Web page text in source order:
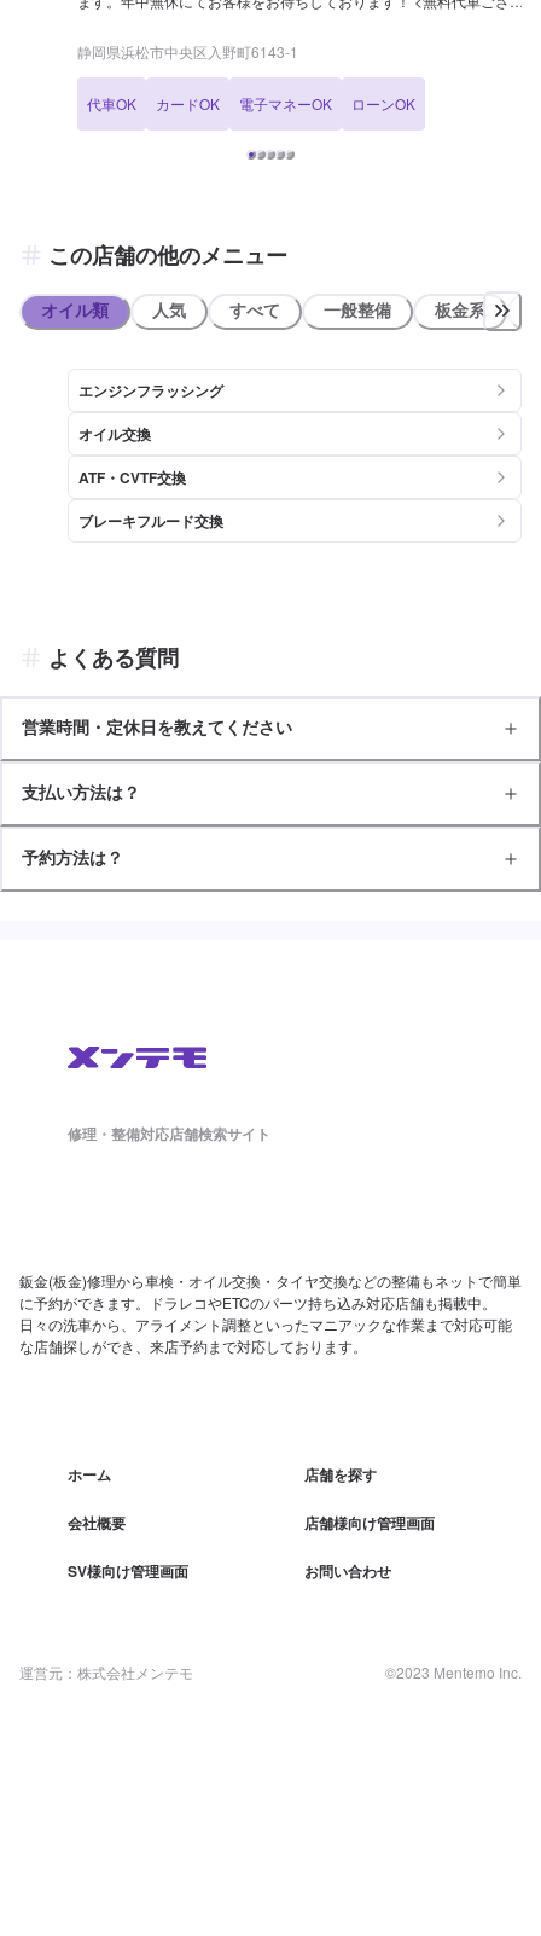
おります。 ワゴンR(AT)、ラパン(AT)がございます。
静岡県浜松市中央区入野町6143-1
代車OK カードOK 電子マネーOK ローンOK
この店舗の他のメニュー
オイル類 人気 すべて 一般整備 板金系
エンジンフラッシング
オイル交換
ATF・CVTF交換
ブレーキフルード交換
よくある質問
営業時間・定休日を教えてください
支払い方法は？
予約方法は？
修理・整備対応店舗検索サイト
鈑金(板金)修理から車検・オイル交換・タイヤ交換などの整備もネットで簡単
に予約ができます。ドラレコやETCのパーツ持ち込み対応店舗も掲載中。
日々の洗車から、アライメント調整といったマニアックな作業まで対応可能
な店舗探しができ、来店予約まで対応しております。
ホーム 店舗を探す
会社概要 店舗様向け管理画面
SV様向け管理画面 お問い合わせ
運営元：株式会社メンテモ ©2023 Mentemo Inc.